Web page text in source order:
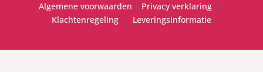
Algemene voorwaarden | Privacy verklaring |
Klachtenregeling| Leveringsinformatie